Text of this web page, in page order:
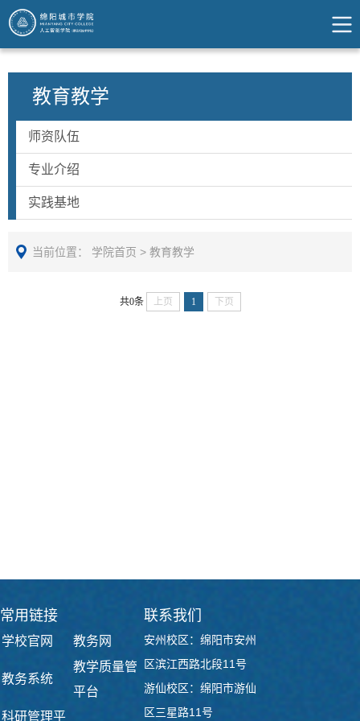
教育教学
师资队伍
专业介绍
实践基地
当前位置： 学院首页 > 教育教学
共0条 上页 1 下页
常用链接
学校官网 教务网
教务系统
教学质量管
平台
科研管理平
联系我们
安州校区：绵阳市安州
区滨江西路北段11号
游仙校区：绵阳市游仙
区三星路11号